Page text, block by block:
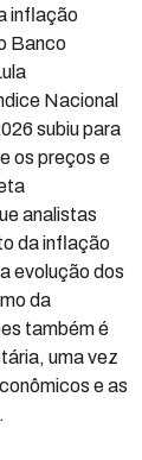
inflação
Banco
Nacional
subiu para
os preços e
analistas
da inflação
evolução dos
da
também é
uma vez
e as